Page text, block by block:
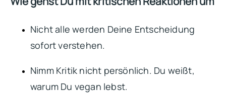
Nicht alle werden Deine Entscheidung
sofort verstehen.
Nimm Kritik nicht persönlich. Du weißt,
warum Du vegan lebst.